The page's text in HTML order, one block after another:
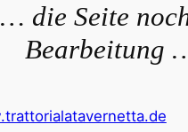
… die Seite
Bearbeitung